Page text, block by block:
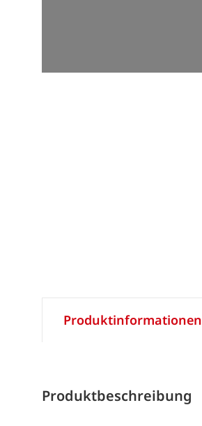
Produktinformationen
Produktbeschreibung